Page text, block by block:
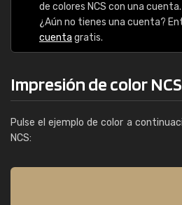
de colores NCS con una cuenta.
¿Aún no tienes una cuenta?
cuenta gratis.
Impresión de color
Pulse el ejemplo de color a
NCS: